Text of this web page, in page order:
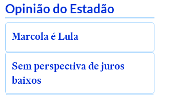
Opinião do Estadão
Marcola é Lula
Sem perspectiva de juros
baixos